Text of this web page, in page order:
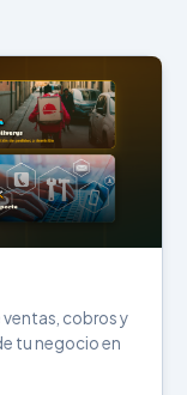
cobros y
tu negocio en